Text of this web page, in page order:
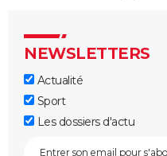
NEWSLETTERS
Actualité
Sport
Les dossiers d'actu